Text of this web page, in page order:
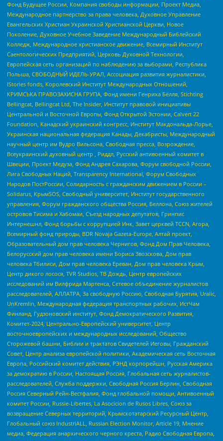
Фонд Будущее России, Компания свободы информации, Проект Медиа,
Международное партнерство за права человека, Духовное Управление
Евангельских Христиан Украинской Христианской Церкви, Новое
Поколение, Духовное Учебное Заведение Международный Библейский
Колледж, Международное христианское движение, Всемирный Институт
Саентологических Предприятий, Церковь Духовной Технологии,
Европейская сеть организаций по наблюдению за выборами, Республика
Польша, СВОБОДНЫЙ ИДЕЛЬ-УРАЛ, Ассоциация развития журналистики,
IStories fonds, Королевский Институт Международных Отношений,
КРИМСЬКА ПРАВОЗАХИСНА ГРУПА, Фонд имени Генриха Бёлля, Stichting
Bellingcat, Bellingcat Ltd, The Insider, Институт правовой инициативы
Центральной и Восточной Европы, Фонд Открытой Эстонии, Calvert 22
Foundation, Канадский украинский конгресс, Институт Макдональда-Лорье,
Украинская национальная федерация Канады, Декабристы, Международный
научный центр им Вудро Вильсона, Свободная пресса, Возрождение,
Всеукраинский духовный центр , Риддл, Русский антивоенный комитет в
Швеции, Проект Медуза, Фонд Андрея Сахарова, Форум свободной России,
Лига Свободных Наций, Transparеncy International, Форум Свободных
Народов ПостРоссии, Солидарность с гражданским движением в России –
Solidarus, КрымSOS, Свободный университет, Институт государственного
управления, Форум гражданского общества Россия, Беллона, Союз жителей
островов Тисима и Хабомаи, Съезд народных депутатов, Гринпис
Интернешнл, Фонд борьбы с коррупцией Инк, Завет церквей TCCN, Агора,
Всемирный фонд природы, BDR Novaja Gazeta-Europe, Алтай проект,
Образовательный дом прав человека Чернигов, Фонд Дом Прав Человека,
Белорусский дом прав человека имени Бориса Звозскова, Дом прав
человека Тбилиси, Дом прав человека Ереван, Дом прав человека Крым,
Центр дикого лосося, TVR Studios, ТВ Дождь, Центр европейских
исследований им Вилфрида Мартенса, Сетевое объединение журналистов
расследователей, АЛЛАТРА, За свободную Россию, Свободная Бурятия, Uralic,
UnKremlin, Международная федерация транспортных рабочих, ИстЧам
Финланд, Гудзоновский институт, Фонд Демократического Развития,
Комитет-2024, Центрально-Европейский университет, Центр
восточноевропейских и международных исследований, Общество
Сторожевой башни, Библии и трактатов Свидетелей Иеговы, Гражданский
Совет, Центр анализа европейской политики, Академическая сеть Восточная
Европа, Российский комитет действия, РЭНД корпорейшн, Русская Америка
за демократию в России, Настоящая Россия, Глобальная сеть журналистов-
расследователей, Служба поддержки, Свободная Россия Берлин, Свободная
Россия Северный Рейн-Вестфалия, Фонд глобальной помощи, Антивоенный
комитет России, Russie-Libertes, La Asocicion de Rusos Libres, Союз за
возвращение Северных территорий, Крымскотатарский Ресурсный Центр,
Глобальный союз IndustriALL, Russian Election Monitor, Article 19, Мнение
медиа, Федерация анархического черного креста, Радио Свободная Европа,